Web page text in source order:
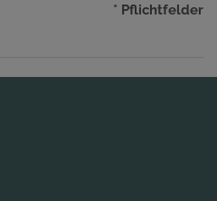
* Pflichtfelder